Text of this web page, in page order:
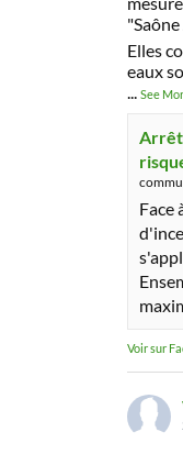
Elles
eaux
... See
Face
Voir sur